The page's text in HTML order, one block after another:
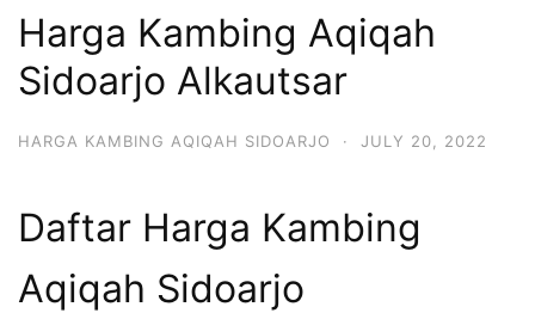
Harga Kambing Aqiqah
Sidoarjo Alkautsar
HARGA KAMBING AQIQAH SIDOARJO · JULY 20, 2022
Daftar Harga Kambing
Aqiqah Sidoarjo